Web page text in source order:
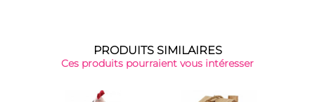
PRODUITS SIMILAIRES
Ces produits pourraient vous intéresser